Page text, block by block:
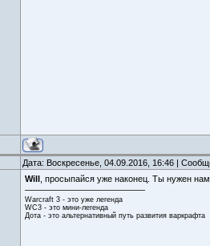
Дата: Воскресенье, 04.09.2016, 16:46 |
Will , просыпайся уже наконец. Ты нужен
Warcraft 3 - это уже легенда
WC3 - это мини-легенда
Дота - это альтернативный путь развития варкрафта